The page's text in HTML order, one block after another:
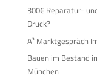
300€ Reparatur-
Druck?
A³ Marktgespräch
Bauen im Bestand
München